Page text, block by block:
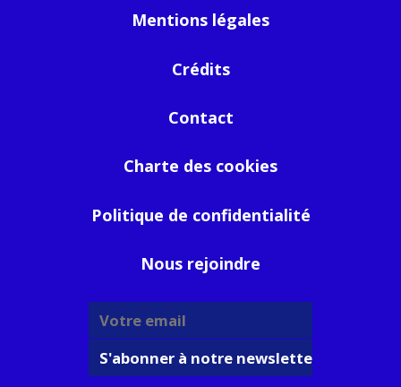
Mentions légales
Crédits
Contact
Charte des cookies
Politique de confidentialité
Nous rejoindre